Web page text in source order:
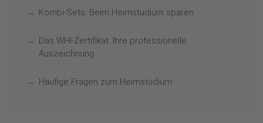
Kombi-Sets: Beim Heimstudium sparen
Das WHI-Zertifikat: Ihre professionelle
Auszeichnung
Häufige Fragen zum Heimstudium